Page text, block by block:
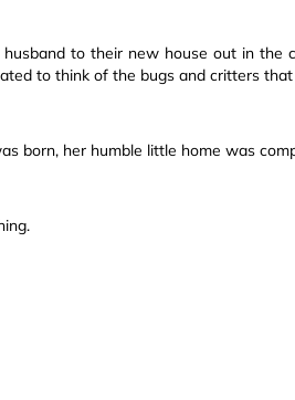
to their new house out in the
to think of the bugs and critters
born, her humble little home was